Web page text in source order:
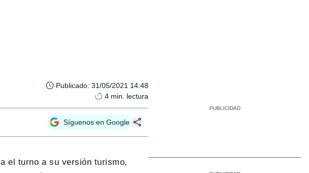
Publicado: 31/05/2021 14:48
4 min. lectura
Síguenos en Google
el turno a su versión turismo,